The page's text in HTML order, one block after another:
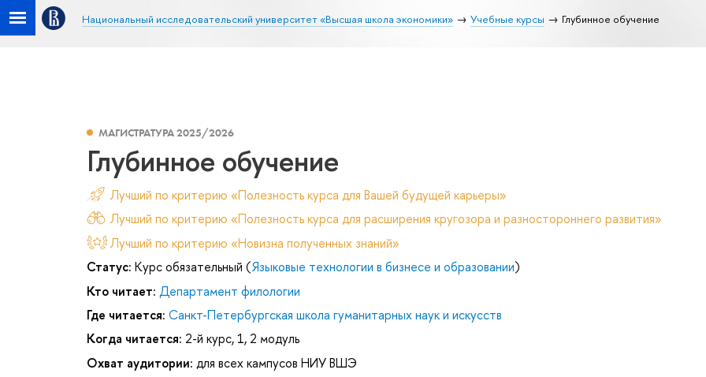
Национальный исследовательский университет «Высшая школа экономики» Учебные курсы Глубинное обучение
МАГИСТРАТУРА 2025/2026
Глубинное обучение
Лучший по критерию «Полезность курса для Вашей будущей карьеры»
Лучший по критерию «Полезность курса для расширения кругозора и разностороннего развития»
Лучший по критерию «Новизна полученных знаний»
Статус: Курс обязательный (Языковые технологии в бизнесе и образовании)
Кто читает: Департамент филологии
Где читается: Санкт-Петербургская школа гуманитарных наук и искусств
Когда читается: 2-й курс, 1, 2 модуль
Охват аудитории: для всех кампусов НИУ ВШЭ